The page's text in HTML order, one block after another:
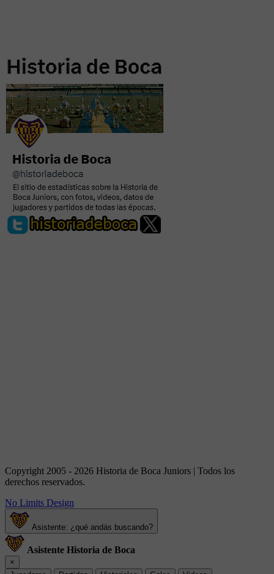
Copyright 2005 - 2026 Historia de Boca Juniors | Todos los
derechos reservados.
No Limits Design
Asistente: ¿qué andás buscando?
Asistente Historia de Boca
×